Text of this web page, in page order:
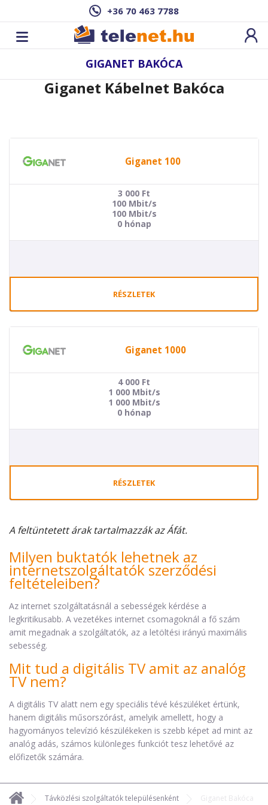
+36 70 463 7788
GIGANET BAKÓCA
Giganet Kábelnet Bakóca
Giganet 100
3 000 Ft
100 Mbit/s
100 Mbit/s
0 hónap
RÉSZLETEK
Giganet 1000
4 000 Ft
1 000 Mbit/s
1 000 Mbit/s
0 hónap
RÉSZLETEK
A feltüntetett árak tartalmazzák az Áfát.
Milyen buktatók lehetnek az
internetszolgáltatók szerződési
feltételeiben?
Az internet szolgáltatásnál a sebességek kérdése a
legkritikusabb. A vezetékes internet csomagoknál a fő szám
amit megadnak a szolgáltatók, az a letöltési irányú maximális
sebesség.
Mit tud a digitális TV amit az analóg
TV nem?
A digitális TV alatt nem egy speciális tévé készüléket értünk,
hanem digitális műsorszórást, amelyik amellett, hogy a
hagyományos televízió készülékeken is szebb képet ad mint az
analóg adás, számos különleges funkciót tesz lehetővé az
előfizetők számára.
Távközlési szolgáltatók településenként Giganet Bakóca